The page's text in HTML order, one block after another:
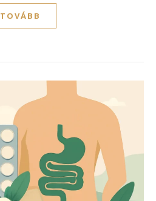
TOVÁBB